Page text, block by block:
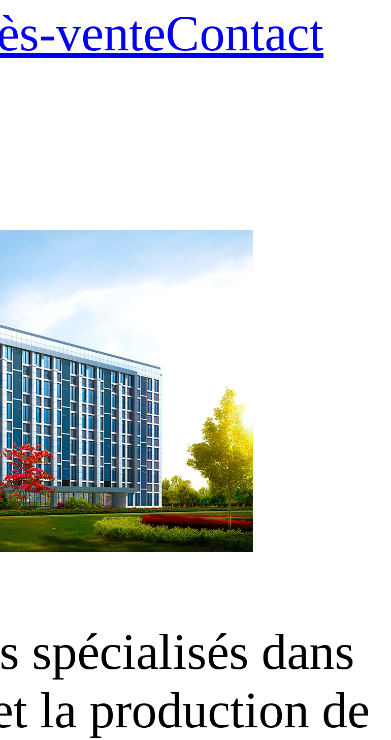
venteContact
spécialisés dans
la production de